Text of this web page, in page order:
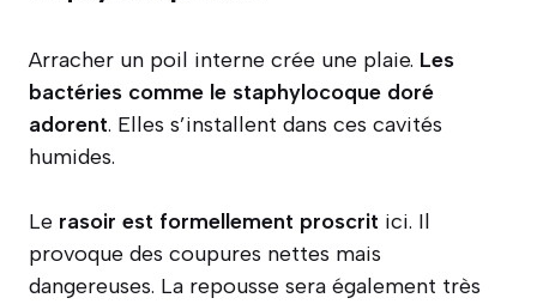
Arracher un poil interne crée une plaie. Les
bactéries comme le staphylocoque doré
adorent. Elles s’installent dans ces cavités
humides.
Le rasoir est formellement proscrit ici. Il
provoque des coupures nettes mais
dangereuses. La repousse sera également très